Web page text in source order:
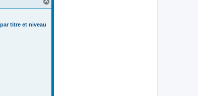
a
titre et niveau